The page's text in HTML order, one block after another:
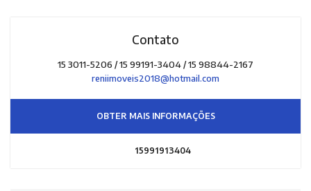
Contato
15 3011-5206 / 15 99191-3404 / 15 98844-2167
reniimoveis2018@hotmail.com
OBTER MAIS INFORMAÇÕES
15991913404